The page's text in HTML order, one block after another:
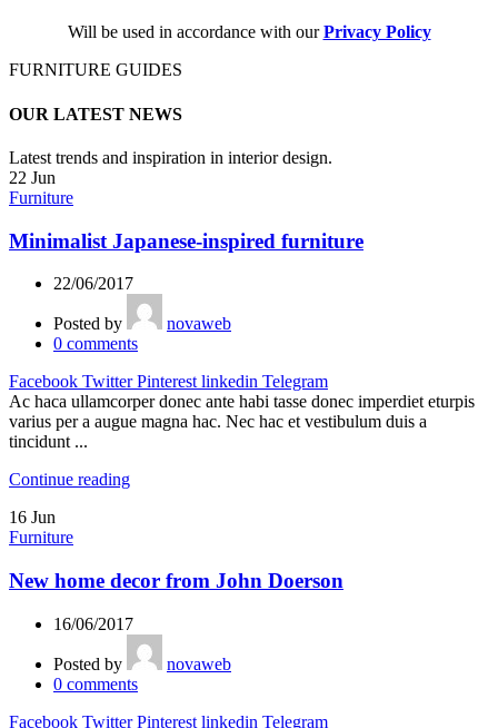
Will be used in accordance with ourPrivacy Policy
FURNITURE GUIDES
OUR LATEST NEWS
Latest trends and inspiration in interior design.
22 Jun
Furniture
Minimalist Japanese-inspired furniture
22/06/2017
Posted by
novaweb
0 comments
Facebook Twitter Pinterest linkedin Telegram
Ac haca ullamcorper donec ante habi tasse donec imperdiet eturpis
varius per a augue magna hac. Nec hac et vestibulum duis a
tincidunt ...
Continue reading
16 Jun
Furniture
New home decor from John Doerson
16/06/2017
Posted by
novaweb
0 comments
Facebook Twitter Pinterest linkedin Telegram